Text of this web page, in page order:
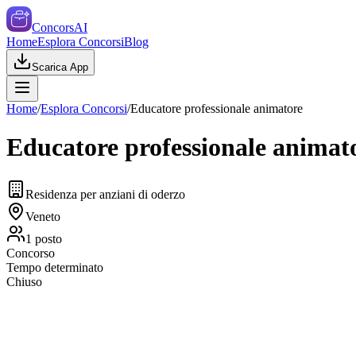
ConcorsAI
HomeEsplora ConcorsiBlog
Scarica App
Home/Esplora Concorsi/Educatore professionale animatore
Educatore professionale
Residenza per anziani di oderzo
Veneto
1 posto
Concorso
Tempo determinato
Chiuso